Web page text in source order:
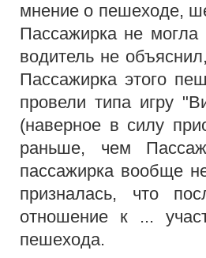
мнение о пешеходе,
Пассажирка не могла
водитель не
Пассажирка этого
провели типа игру
(наверное в силу
раньше, чем
пассажирка вообще
призналась, что
отношение к ...
пешехода.